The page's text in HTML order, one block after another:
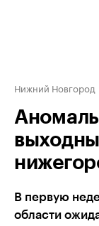
Нижний Новгород
В первую
области